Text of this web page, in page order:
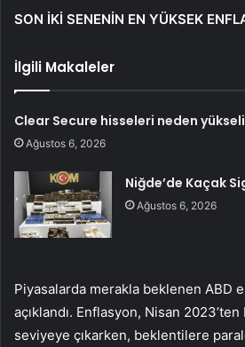
SON İKİ SENENİN EN YÜKSEK
İlgili Makaleler
Clear Secure hisseleri neden
Ağustos 6, 2026
Niğde’de Kaçak
Ağustos 6, 2026
Piyasalarda merakla beklenen ABD
açıklandı. Enflasyon, Nisan
seviyeye çıkarken, beklentilere